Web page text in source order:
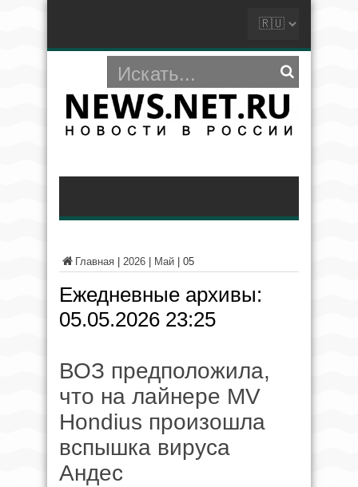
Главная 2026 Май 05
Ежедневные архивы:
05.05.2026 23:25
ВОЗ предположила,
что на лайнере MV
Hondius произошла
вспышка вируса
Андес